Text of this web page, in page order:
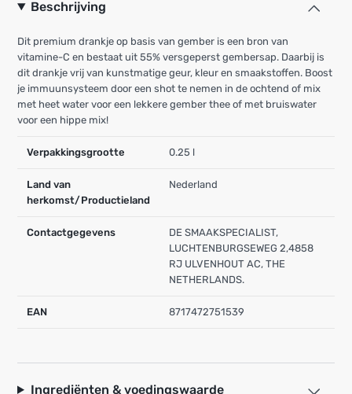
Beschrijving
Dit premium drankje op basis van gember is een bron van
vitamine-C en bestaat uit 55% versgeperst gembersap. Daarbij is
dit drankje vrij van kunstmatige geur, kleur en smaakstoffen. Boost
je immuunsysteem door een shot te nemen in de ochtend of mix
met heet water voor een lekkere gember thee of met bruiswater
voor een hippe mix!
Verpakkingsgrootte 0.25 l
Land van
herkomst/Productieland
Nederland
Contactgegevens
DE SMAAKSPECIALIST,
LUCHTENBURGSEWEG 2,4858
RJ ULVENHOUT AC, THE
NETHERLANDS.
EAN 8717472751539
Ingrediënten & voedingswaarde